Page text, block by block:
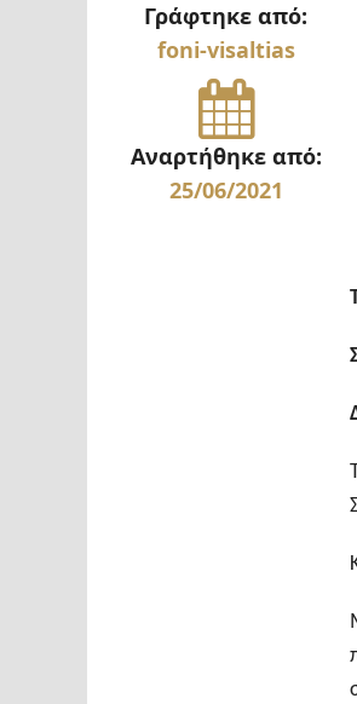
Γράφτηκε από:
foni-visaltias
Αναρτήθηκε από:
25/06/2021